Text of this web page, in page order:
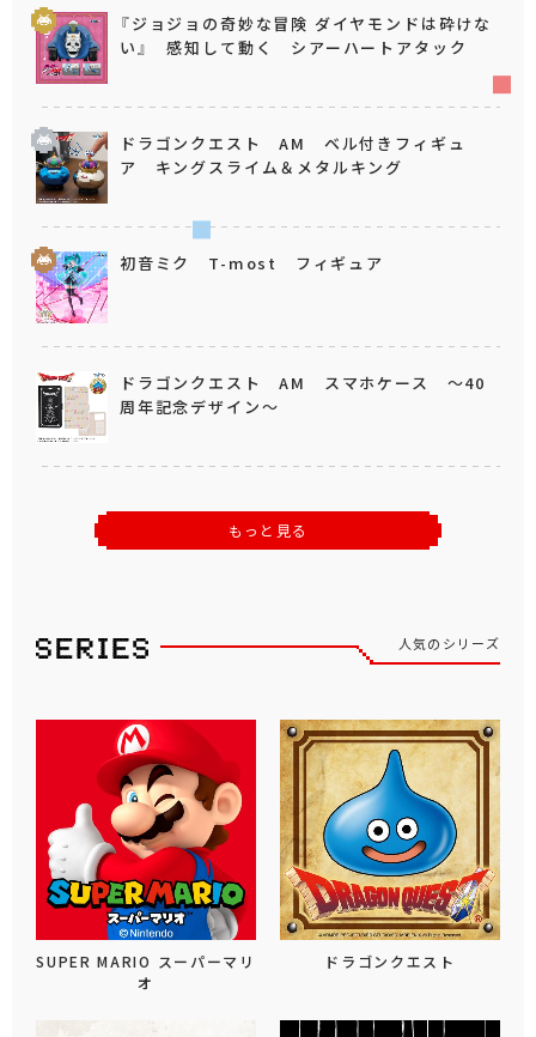
『ジョジョの奇妙な冒険 ダイヤモンドは砕けな
い』 感知して動く シアーハートアタック
ドラゴンクエスト AM ベル付きフィギュ
ア キングスライム＆メタルキング
初音ミク T-most フィギュア
ドラゴンクエスト AM スマホケース ～40
周年記念デザイン～
もっと見る
人気のシリーズ
SUPER MARIO スーパーマリ
オ
ドラゴンクエスト